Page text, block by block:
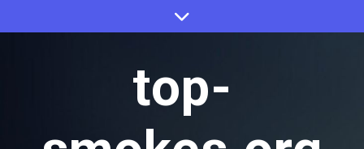
to
top-